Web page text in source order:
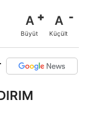
A
Büyüt
A
Küçült